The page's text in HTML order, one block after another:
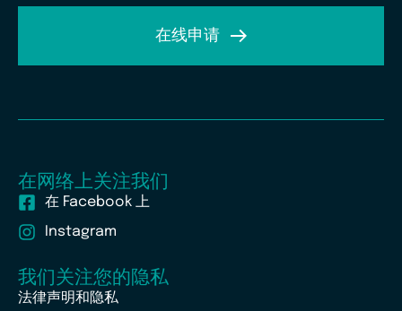
在线申请
在网络上关注我们
在 Facebook 上
Instagram
我们关注您的隐私
法律声明和隐私